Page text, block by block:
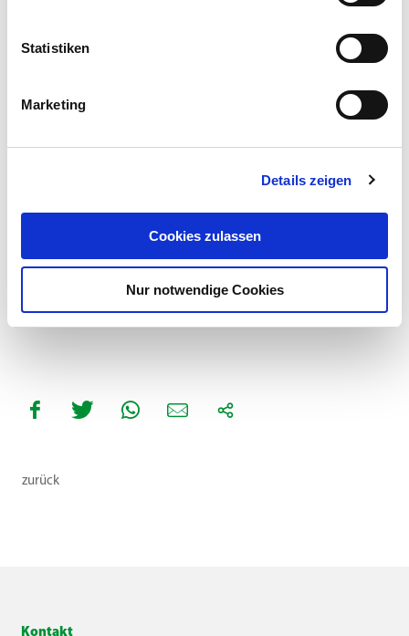
Statistiken
Marketing
Details zeigen
Cookies zulassen
Nur notwendige Cookies
Anbauanleitung Zusammensetzung Downloads
SAATSTÄRKE:
zurück
Kontakt